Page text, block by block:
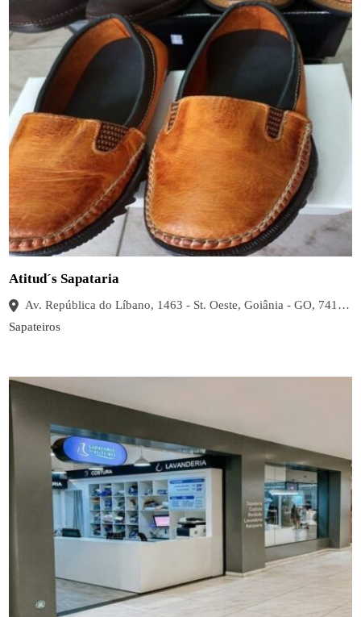
Atitud´s Sapataria
Av. República do Líbano, 1463 - St. Oeste, Goiânia - GO, 74125-125, Brasil
Sapateiros